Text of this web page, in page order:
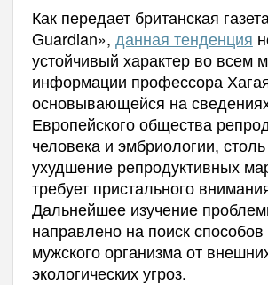
Как передает британская
Guardian», данная тенденция
устойчивый характер во всем
информации профессора
основывающейся на
Европейского общества
человека и эмбриологии,
ухудшение репродуктивных
требует пристального
Дальнейшее изучение
направлено на поиск
мужского организма от
экологических угроз.